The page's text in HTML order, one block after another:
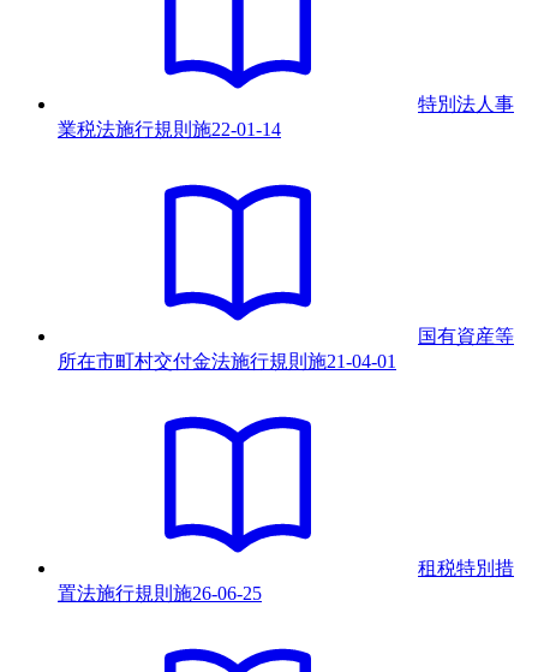
特別法人事
業税法施行規則 施22-01-14
国有資産等
所在市町村交付金法施行規則 施21-04-01
租税特別措
置法施行規則 施26-06-25